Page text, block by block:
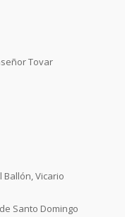
Tovar
Vicario
Santo Domingo